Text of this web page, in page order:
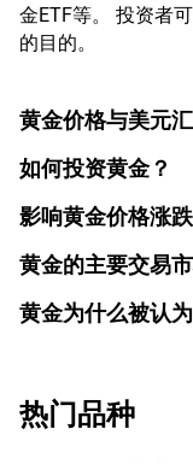
金ETF等。 投资者
的目的。
黄金价格与美元
如何投资黄金？
影响黄金价格涨
黄金的主要交易
黄金为什么被认
热门品种